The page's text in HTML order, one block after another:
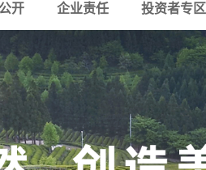
开 企业责任 投资者专区